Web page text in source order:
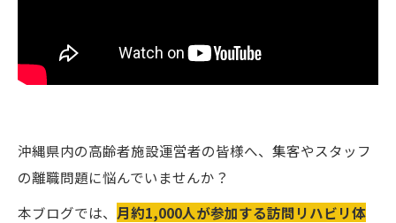
沖縄県内の高齢者施設運営者の皆様へ、集客やスタッフ
の離職問題に悩んでいませんか？
本ブログでは、 月約1,000人が参加する訪問リハビリ体